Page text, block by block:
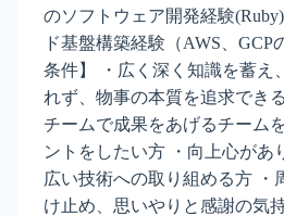
のソフトウェア開発経験
ド基盤構築経験（AWS、GCP
条件】 ・広く深く知識を蓄え
れず、物事の本質を追求でき
チームで成果をあげるチーム
ントをしたい方 ・向上心があ
広い技術への取り組める方 ・
け止め、思いやりと感謝の気